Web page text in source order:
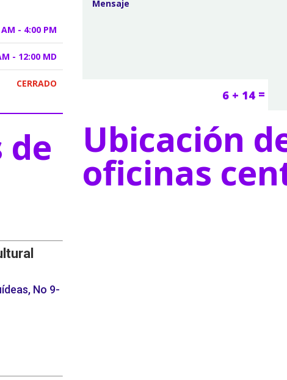
- 4:00 PM
- 12:00 MD
CERRADO
de
No 9-
6 + 14 =
Ubicación
oficinas